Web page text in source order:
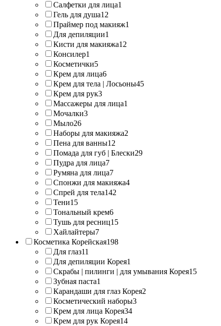
Салфетки для лица1
Гель для душа12
Праймер под макияж1
Для депиляции1
Кисти для макияжа12
Консилер1
Косметички5
Крем для лица6
Крем для тела | Лосьоны45
Крем для рук3
Массажеры для лица1
Мочалки3
Мыло26
Наборы для макияжа2
Пена для ванны12
Помада для губ | Блески29
Пудра для лица7
Румяна для лица7
Спонжи для макияжа4
Спрей для тела142
Тени15
Тональный крем6
Тушь для ресниц15
Хайлайтеры7
Косметика Корейская198
Для глаз11
Для депиляции Корея1
Скрабы | пилинги | для умывания Корея15
Зубная паста1
Карандаши для глаз Корея2
Косметический наборы3
Крем для лица Корея34
Крем для рук Корея14